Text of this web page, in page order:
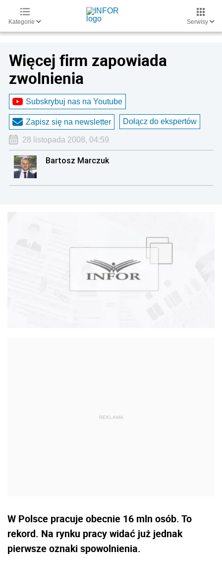
Kategorie Serwisy
Więcej firm zapowiada
zwolnienia
Subskrybuj nas na Youtube
Zapisz się na newsletter Dołącz do ekspertów
28 listopada 2008, 04:59
Bartosz Marczuk
W Polsce pracuje obecnie 16 mln osób. To
rekord. Na rynku pracy widać już jednak
pierwsze oznaki spowolnienia.